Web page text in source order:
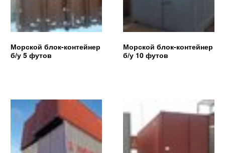
Морской блок-контейнер
б/у 5 футов
Морской блок-контейнер
б/у 10 футов